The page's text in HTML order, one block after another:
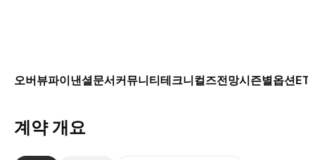
오버뷰파이낸셜문서커뮤니티테크니컬즈전망시즌별옵션
계약 개요